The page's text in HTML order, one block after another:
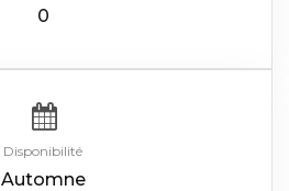
0
Disponibilité
Automne